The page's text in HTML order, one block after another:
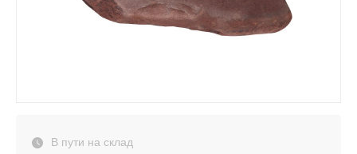
В пути на склад